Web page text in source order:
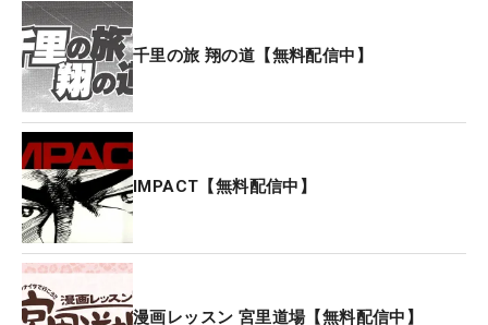
千里の旅 翔の道【無料配信中】
IMPACT【無料配信中】
漫画レッスン 宮里道場【無料配信中】